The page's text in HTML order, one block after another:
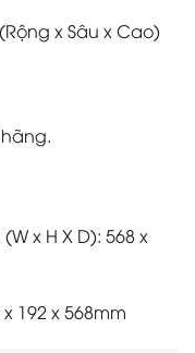
x Sâu x Cao)
x H X D): 568 x
192 x 568mm